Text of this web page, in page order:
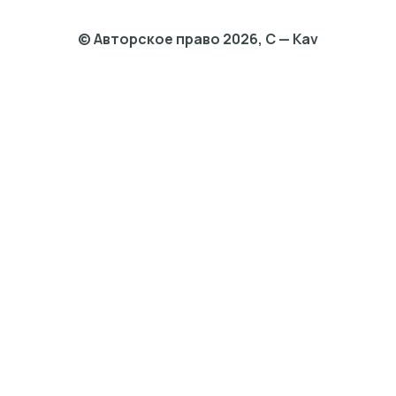
© Авторское право 2026, C — Kav